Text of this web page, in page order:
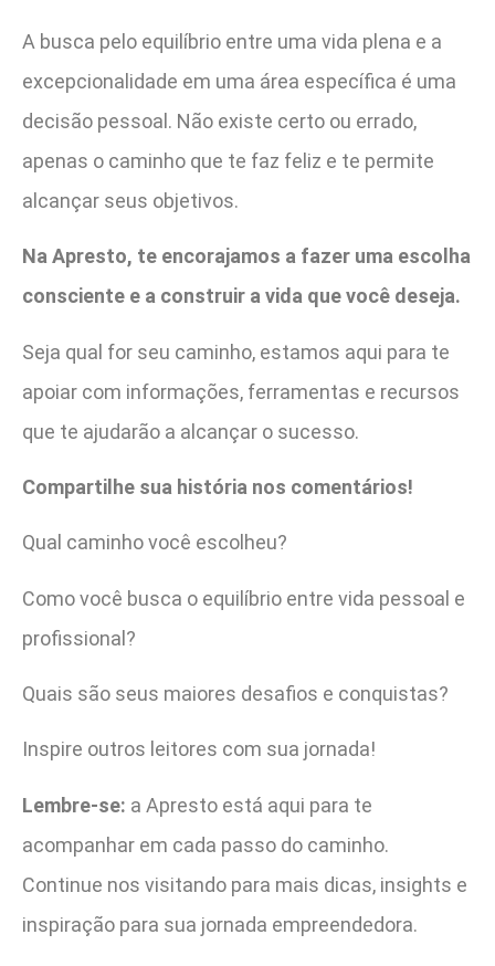
A busca pelo equilíbrio entre uma vida plena e a
excepcionalidade em uma área específica é uma
decisão pessoal. Não existe certo ou errado,
apenas o caminho que te faz feliz e te permite
alcançar seus objetivos.
Na Apresto, te encorajamos a fazer uma escolha
consciente e a construir a vida que você deseja.
Seja qual for seu caminho, estamos aqui para te
apoiar com informações, ferramentas e recursos
que te ajudarão a alcançar o sucesso.
Compartilhe sua história nos comentários!
Qual caminho você escolheu?
Como você busca o equilíbrio entre vida pessoal e
profissional?
Quais são seus maiores desafios e conquistas?
Inspire outros leitores com sua jornada!
Lembre-se: a Apresto está aqui para te
acompanhar em cada passo do caminho.
Continue nos visitando para mais dicas, insights e
inspiração para sua jornada empreendedora.